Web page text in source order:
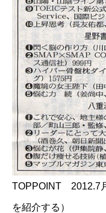
TOPPOINT 2012.7
を紹介する）